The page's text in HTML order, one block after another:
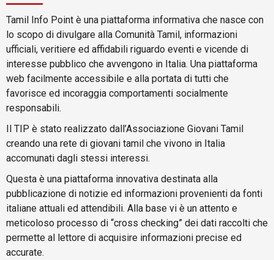
Tamil Info Point è una piattaforma informativa che nasce con
lo scopo di divulgare alla Comunità Tamil, informazioni
ufficiali, veritiere ed affidabili riguardo eventi e vicende di
interesse pubblico che avvengono in Italia. Una piattaforma
web facilmente accessibile e alla portata di tutti che
favorisce ed incoraggia comportamenti socialmente
responsabili.
Il TIP è stato realizzato dall’Associazione Giovani Tamil
creando una rete di giovani tamil che vivono in Italia
accomunati dagli stessi interessi.
Questa è una piattaforma innovativa destinata alla
pubblicazione di notizie ed informazioni provenienti da fonti
italiane attuali ed attendibili. Alla base vi è un attento e
meticoloso processo di “cross checking” dei dati raccolti che
permette al lettore di acquisire informazioni precise ed
accurate.